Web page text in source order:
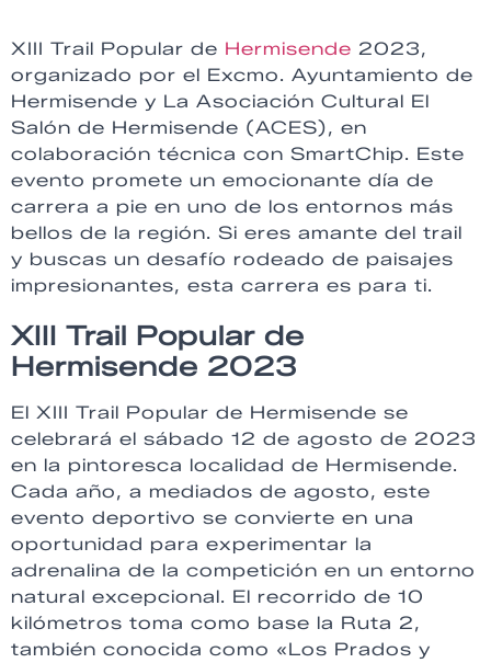
XIII Trail Popular de Hermisende 2023,
organizado por el Excmo. Ayuntamiento de
Hermisende y La Asociación Cultural El
Salón de Hermisende (ACES), en
colaboración técnica con SmartChip. Este
evento promete un emocionante día de
carrera a pie en uno de los entornos más
bellos de la región. Si eres amante del trail
y buscas un desafío rodeado de paisajes
impresionantes, esta carrera es para ti.
XIII Trail Popular de
Hermisende 2023
El XIII Trail Popular de Hermisende se
celebrará el sábado 12 de agosto de 2023
en la pintoresca localidad de Hermisende.
Cada año, a mediados de agosto, este
evento deportivo se convierte en una
oportunidad para experimentar la
adrenalina de la competición en un entorno
natural excepcional. El recorrido de 10
kilómetros toma como base la Ruta 2,
también conocida como «Los Prados y